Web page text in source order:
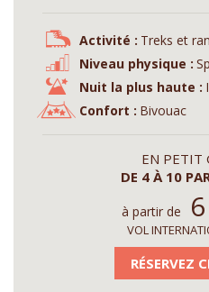
Activité : Treks et
Niveau physique :
Nuit la plus haute :
Confort : Bivouac
EN PETIT
DE 4 À 10
à partir de
VOL
RÉSERVEZ